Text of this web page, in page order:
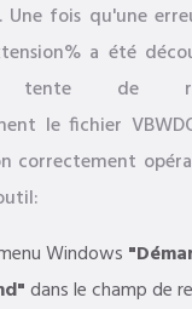
Une fois qu'une
a été
tente de
le fichier
correctement
Windows
dans le champ de